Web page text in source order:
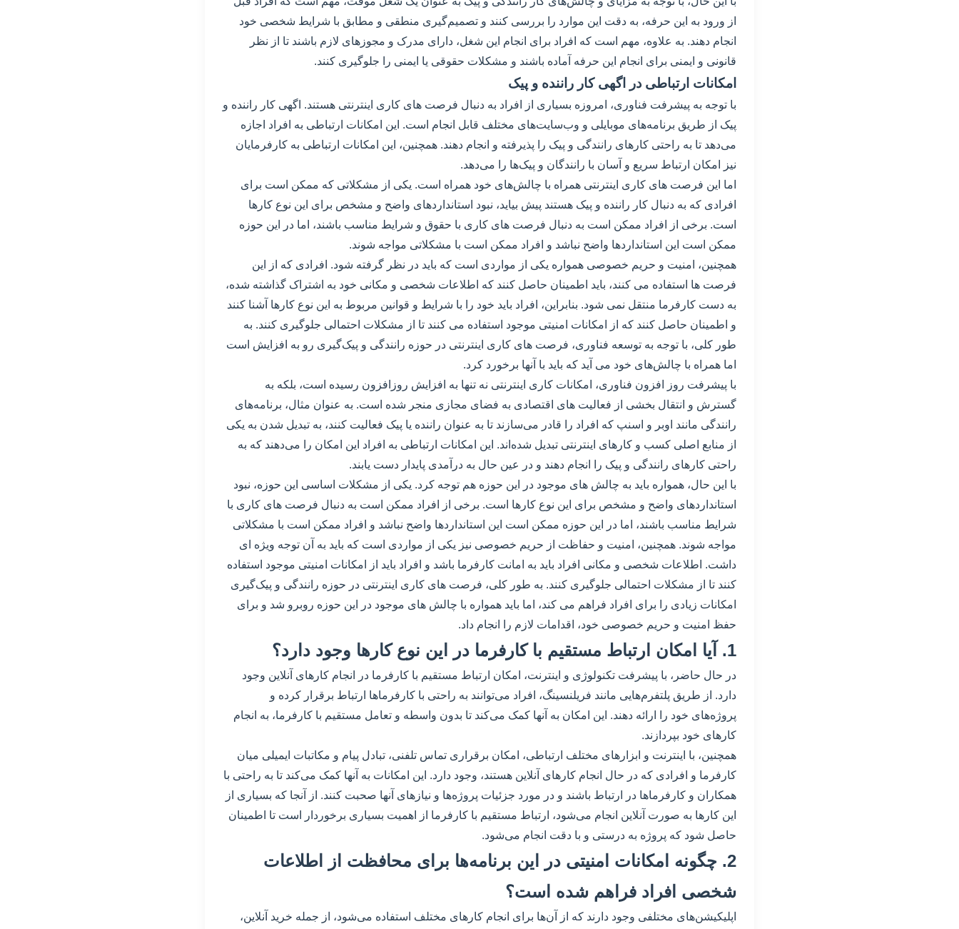
از ورود به این حرفه، به دقت این موارد را بررسی کنند و تصمیم‌گیری منطقی و مطابق با شرایط شخصی خود
انجام دهند. به علاوه، مهم است که افراد برای انجام این شغل، دارای مدرک و مجوزهای لازم باشند تا از نظر
قانونی و ایمنی برای انجام این حرفه آماده باشند و مشکلات حقوقی یا ایمنی را جلوگیری کنند.
امکانات ارتباطی در اگهی کار راننده و پیک
با توجه به پیشرفت فناوری، امروزه بسیاری از افراد به دنبال فرصت های کاری اینترنتی هستند. اگهی کار راننده و
پیک از طریق برنامه‌های موبایلی و وب‌سایت‌های مختلف قابل انجام است. این امکانات ارتباطی به افراد اجازه
می‌دهد تا به راحتی کارهای رانندگی و پیک را پذیرفته و انجام دهند. همچنین، این امکانات ارتباطی به کارفرمایان
نیز امکان ارتباط سریع و آسان با رانندگان و پیک‌ها را می‌دهد.
اما این فرصت های کاری اینترنتی همراه با چالش‌های خود همراه است. یکی از مشکلاتی که ممکن است برای
افرادی که به دنبال کار راننده و پیک هستند پیش بیاید، نبود استانداردهای واضح و مشخص برای این نوع کارها
است. برخی از افراد ممکن است به دنبال فرصت های کاری با حقوق و شرایط مناسب باشند، اما در این حوزه
ممکن است این استانداردها واضح نباشد و افراد ممکن است با مشکلاتی مواجه شوند.
همچنین، امنیت و حریم خصوصی همواره یکی از مواردی است که باید در نظر گرفته شود. افرادی که از این
فرصت ها استفاده می کنند، باید اطمینان حاصل کنند که اطلاعات شخصی و مکانی خود به اشتراک گذاشته شده،
به دست کارفرما منتقل نمی شود. بنابراین، افراد باید خود را با شرایط و قوانین مربوط به این نوع کارها آشنا کنند
و اطمینان حاصل کنند که از امکانات امنیتی موجود استفاده می کنند تا از مشکلات احتمالی جلوگیری کنند. به
طور کلی، با توجه به توسعه فناوری، فرصت های کاری اینترنتی در حوزه رانندگی و پیک‌گیری رو به افزایش است
اما همراه با چالش‌های خود می آید که باید با آنها برخورد کرد.
با پیشرفت روز افزون فناوری، امکانات کاری اینترنتی نه تنها به افزایش روزافزون رسیده است، بلکه به
گسترش و انتقال بخشی از فعالیت های اقتصادی به فضای مجازی منجر شده است. به عنوان مثال، برنامه‌های
رانندگی مانند اوبر و اسنپ که افراد را قادر می‌سازند تا به عنوان راننده یا پیک فعالیت کنند، به تبدیل شدن به یکی
از منابع اصلی کسب و کارهای اینترنتی تبدیل شده‌اند. این امکانات ارتباطی به افراد این امکان را می‌دهند که به
راحتی کارهای رانندگی و پیک را انجام دهند و در عین حال به درآمدی پایدار دست یابند.
با این حال، همواره باید به چالش های موجود در این حوزه هم توجه کرد. یکی از مشکلات اساسی این حوزه، نبود
استانداردهای واضح و مشخص برای این نوع کارها است. برخی از افراد ممکن است به دنبال فرصت های کاری با
شرایط مناسب باشند، اما در این حوزه ممکن است این استانداردها واضح نباشد و افراد ممکن است با مشکلاتی
مواجه شوند. همچنین، امنیت و حفاظت از حریم خصوصی نیز یکی از مواردی است که باید به آن توجه ویژه ای
داشت. اطلاعات شخصی و مکانی افراد باید به امانت کارفرما باشد و افراد باید از امکانات امنیتی موجود استفاده
کنند تا از مشکلات احتمالی جلوگیری کنند. به طور کلی، فرصت های کاری اینترنتی در حوزه رانندگی و پیک‌گیری
امکانات زیادی را برای افراد فراهم می کند، اما باید همواره با چالش های موجود در این حوزه روبرو شد و برای
حفظ امنیت و حریم خصوصی خود، اقدامات لازم را انجام داد.
1. آیا امکان ارتباط مستقیم با کارفرما در این نوع کارها وجود دارد؟
در حال حاضر، با پیشرفت تکنولوژی و اینترنت، امکان ارتباط مستقیم با کارفرما در انجام کارهای آنلاین وجود
دارد. از طریق پلتفرم‌هایی مانند فریلنسینگ، افراد می‌توانند به راحتی با کارفرماها ارتباط برقرار کرده و
پروژه‌های خود را ارائه دهند. این امکان به آنها کمک می‌کند تا بدون واسطه و تعامل مستقیم با کارفرما، به انجام
کارهای خود بپردازند.
همچنین، با اینترنت و ابزارهای مختلف ارتباطی، امکان برقراری تماس تلفنی، تبادل پیام و مکاتبات ایمیلی میان
کارفرما و افرادی که در حال انجام کارهای آنلاین هستند، وجود دارد. این امکانات به آنها کمک می‌کند تا به راحتی با
همکاران و کارفرماها در ارتباط باشند و در مورد جزئیات پروژه‌ها و نیازهای آنها صحبت کنند. از آنجا که بسیاری از
این کارها به صورت آنلاین انجام می‌شود، ارتباط مستقیم با کارفرما از اهمیت بسیاری برخوردار است تا اطمینان
حاصل شود که پروژه به درستی و با دقت انجام می‌شود.
2. چگونه امکانات امنیتی در این برنامه‌ها برای محافظت از اطلاعات
شخصی افراد فراهم شده است؟
اپلیکیشن‌های مختلفی وجود دارند که از آن‌ها برای انجام کارهای مختلف استفاده می‌شود، از جمله خرید آنلاین،